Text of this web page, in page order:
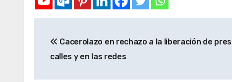
Cacerolazo en rechazo a la liberación de
calles y en las redes